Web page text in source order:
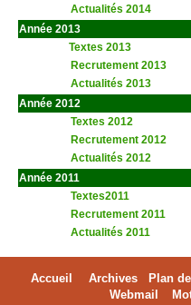
Actualités 2014
Année 2013
Textes 2013
Recrutement 2013
Actualités 2013
Année 2012
Textes 2012
Recrutement 2012
Actualités 2012
Année 2011
Textes2011
Recrutement 2011
Actualités 2011
Accueil Archives Plan
Webmail